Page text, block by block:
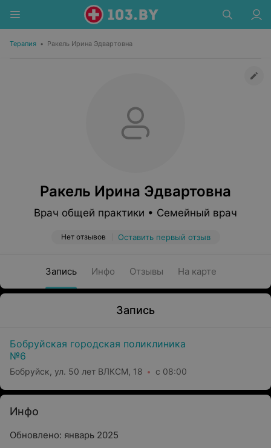
Терапия • Ракель Ирина Эдвартовна
Ракель Ирина Эдвартовна
Врач общей практики • Семейный врач
Нет отзывов Оставить первый отзыв
Запись Инфо Отзывы На карте
Запись
Бобруйская городская поликлиника
№6
Бобруйск, ул. 50 лет ВЛКСМ, 18 с 08:00
Инфо
Обновлено: январь 2025